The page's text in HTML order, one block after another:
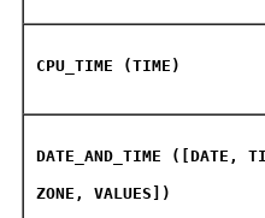
CPU_TIME (TIME)
DATE_AND_TIME ([DATE,
ZONE, VALUES])